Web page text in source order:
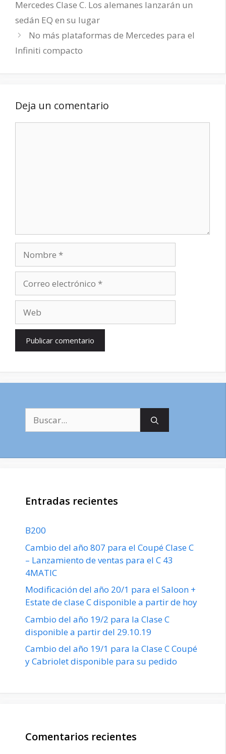
Mercedes Clase C. Los alemanes lanzarán un
sedán EQ en su lugar
No más plataformas de Mercedes para el
Infiniti compacto
Deja un comentario
electrónico
Entradas recientes
B200
Cambio del año 807 para el Coupé Clase C
– Lanzamiento de ventas para el C 43
4MATIC
Modificación del año 20/1 para el Saloon +
Estate de clase C disponible a partir de hoy
Cambio del año 19/2 para la Clase C
disponible a partir del 29.10.19
Cambio del año 19/1 para la Clase C Coupé
y Cabriolet disponible para su pedido
Comentarios recientes